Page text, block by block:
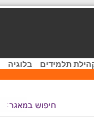
תלמידים בלוגיה